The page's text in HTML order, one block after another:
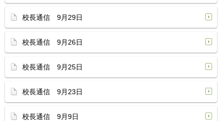
校長通信 9月29日
校長通信 9月26日
校長通信 9月25日
校長通信 9月23日
校長通信 9月9日